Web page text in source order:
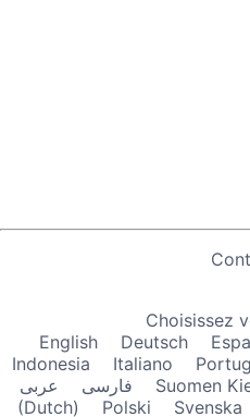
Choisissez
English
Deutsch
Indonesia
Italiano
فارسی
عربى Suomen
(Dutch)
Polski Svenska